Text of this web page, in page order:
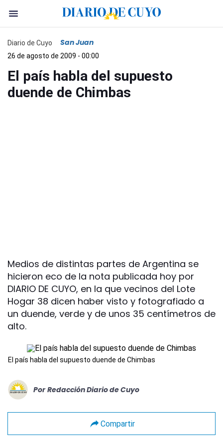
Diario de Cuyo San Juan
26 de agosto de 2009 - 00:00
El país habla del supuesto
duende de Chimbas
Medios de distintas partes de Argentina se
hicieron eco de la nota publicada hoy por
DIARIO DE CUYO, en la que vecinos del Lote
Hogar 38 dicen haber visto y fotografiado a
un duende, verde y de unos 35 centímetros de
alto.
El país habla del supuesto duende de Chimbas
Por Redacción Diario de Cuyo
Compartir